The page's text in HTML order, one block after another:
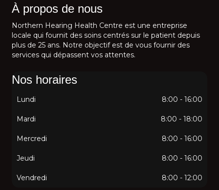
À propos de nous
Northern Hearing Health Centre est une entreprise
locale qui fournit des soins centrés sur le patient depuis
plus de 25 ans. Notre objectif est de vous fournir des
services qui dépassent vos attentes.
Nos horaires
Lundi 8:00 - 16:00
Mardi 8:00 - 18:00
Mercredi 8:00 - 16:00
Jeudi 8:00 - 16:00
Vendredi 8:00 - 12:00